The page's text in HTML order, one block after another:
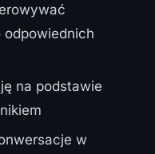
odpowiednich
na podstawie
w